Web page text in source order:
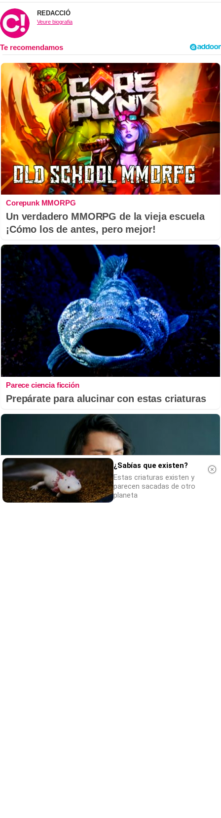
REDACCIÓ
Veure biografia
Corepunk MMORPG
Un verdadero MMORPG de la vieja escuela
¡Cómo los de antes, pero mejor!
Parece ciencia ficción
Prepárate para alucinar con estas criaturas
¿Sabías que existen?
Estas criaturas existen y
parecen sacadas de otro
planeta